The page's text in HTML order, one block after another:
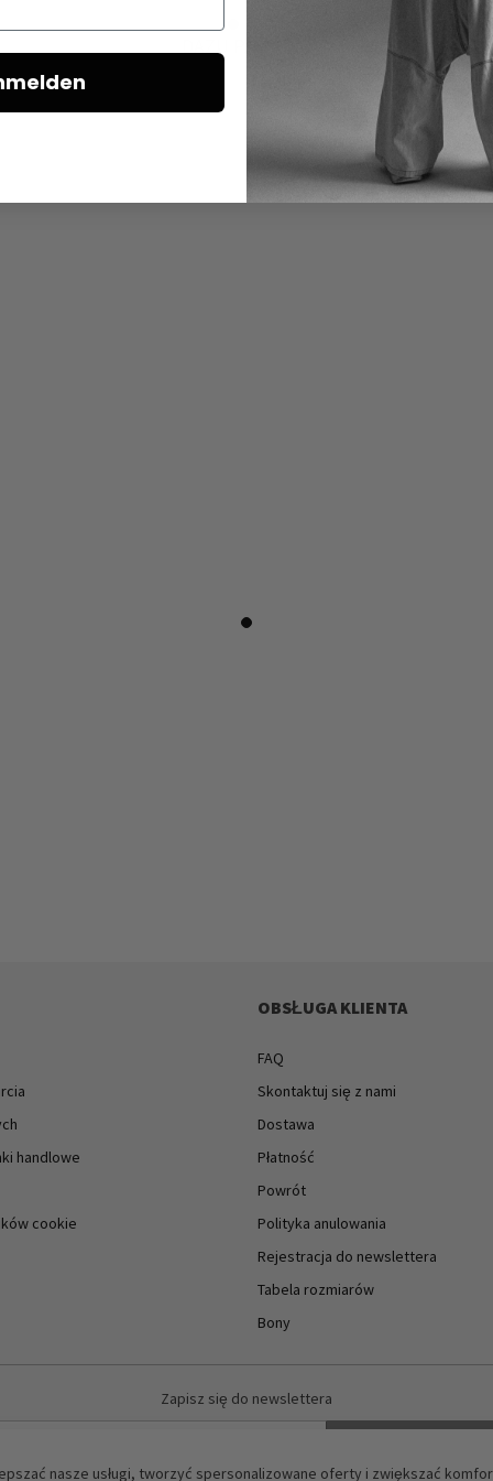
handlowe
cookie
OBSŁUGA KLIENTA
FAQ
Skontaktuj się z nami
Dostawa
Płatność
Powrót
Polityka anulowania
Rejestracja do newslettera
Tabela rozmiarów
Bony
Zapisz się do newslettera
nasze usługi, tworzyć spersonalizowane oferty i zwiększać